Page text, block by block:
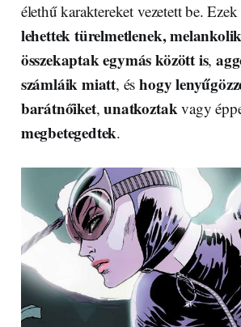
élethű karaktereket vezetett be.
lehettek türelmetlenek,
összekaptak egymás között is,
számláik miatt, éshogy
barátnőiket,unatkoztakvagy
megbetegedtek.